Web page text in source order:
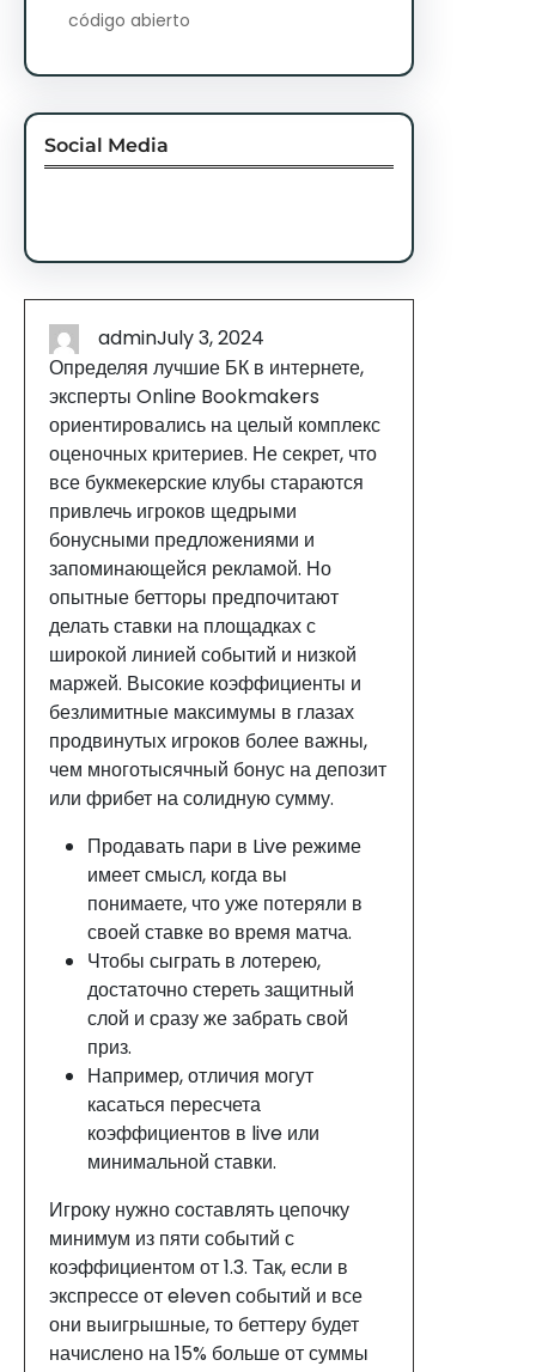
código abierto
Social Media
adminJuly 3, 2024
Определяя лучшие БК в интернете,
эксперты Online Bookmakers
ориентировались на целый комплекс
оценочных критериев. Не секрет, что
все букмекерские клубы стараются
привлечь игроков щедрыми
бонусными предложениями и
запоминающейся рекламой. Но
опытные бетторы предпочитают
делать ставки на площадках с
широкой линией событий и низкой
маржей. Высокие коэффициенты и
безлимитные максимумы в глазах
продвинутых игроков более важны,
чем многотысячный бонус на депозит
или фрибет на солидную сумму.
Продавать пари в Live режиме
имеет смысл, когда вы
понимаете, что уже потеряли в
своей ставке во время матча.
Чтобы сыграть в лотерею,
достаточно стереть защитный
слой и сразу же забрать свой
приз.
Например, отличия могут
касаться пересчета
коэффициентов в live или
минимальной ставки.
Игроку нужно составлять цепочку
минимум из пяти событий с
коэффициентом от 1.3. Так, если в
экспрессе от eleven событий и все
они выигрышные, то беттеру будет
начислено на 15% больше от суммы